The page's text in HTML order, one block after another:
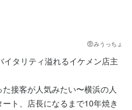
みうっちょ
タリティ溢れるイケメン店主
接客が人気みたい〜横浜の人
ト、店長になるまで10年焼き
ビル 3F